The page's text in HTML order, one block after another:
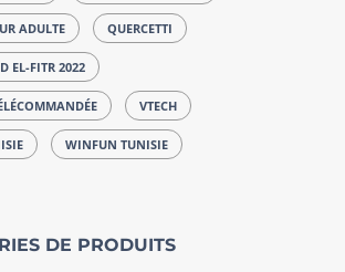
ADULTE QUERCETTI
EL-FITR 2022
VTECH
WINFUN TUNISIE
DE PRODUITS